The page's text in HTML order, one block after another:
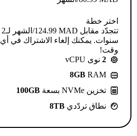
اختر خطة
تتجدّد مقابل MAD ⁦124.99⁩/الشهر لـ2
سنوات. يمكنك إلغاء الاشتراك في أي
وقت!
2 نوى vCPU
8GB RAM
تخزين NVMe بسعة
100GB
نطاق تردّدي 8TB